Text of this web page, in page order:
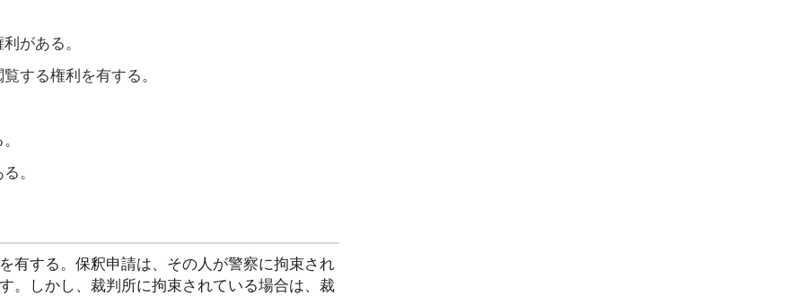
がある。
する権利を有する。
。
有する。保釈申請は、その人が警察に拘束され
。しかし、裁判所に拘束されている場合は、裁